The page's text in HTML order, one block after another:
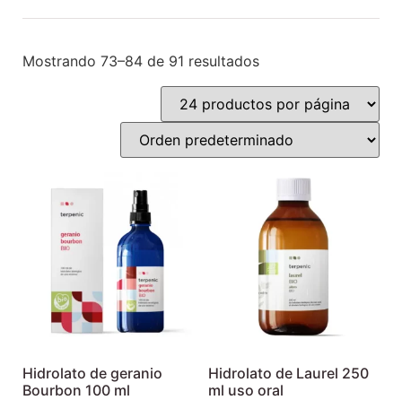
Mostrando 73–84 de 91 resultados
Hidrolato de geranio
Bourbon 100 ml
Hidrolato de Laurel 250
ml uso oral